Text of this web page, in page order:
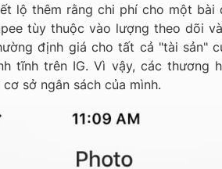
lộ thêm rằng chi phí cho một
tùy thuộc vào lượng theo dõi
định giá cho tất cả "tài sản"
tĩnh trên IG. Vì vậy, các thương
sở ngân sách của mình.